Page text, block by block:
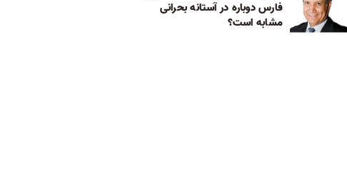
فارس دوباره در آستانه بحرانی
مشابه است؟